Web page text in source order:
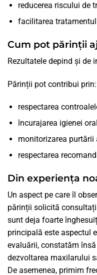
reducerea riscului de
facilitarea
Cum pot părinții
Rezultatele depind și de
Părinții pot contribui prin:
respectarea
încurajarea igienei
monitorizarea
respectarea
Din experiența
Un aspect pe care îl
părinții solicită
sunt deja foarte
principală este aspectul
evaluării, constatăm
dezvoltarea maxilarului
De asemenea, primim